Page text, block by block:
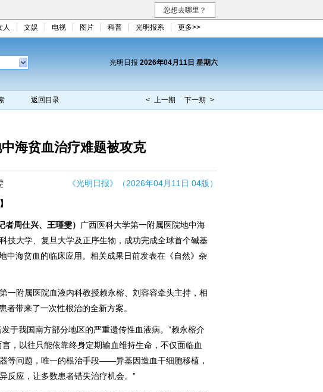
您想去哪里？
人 文娱 电视 图片 科普 光明报系 更多>>
光明日报 2026年04月11日 星期六
返回目录 < 上一期 下一期 >
海贫血治疗难题被攻克
《光明日报》（2026年04月11日 04版）
】
周仕兴、王瑾雯）
广西医科大学第一附属医院地中海
技大学、复旦大学及正序生物，成功完成全球首个碱基
中海贫血的临床应用。相关成果日前发表在《自然》杂
附属医院血液内科教授赖永榕、刘容容牵头主持，相
者带来了一次性根治的全新方案。
我国南方部分地区的严重遗传性血液病。”赖永榕介
，以往只能依靠终身定期输血维持生命，不仅面临血
等问题，唯一的根治手段——异基因造血干细胞移植，
反应，让多数患者错失治疗机会。”